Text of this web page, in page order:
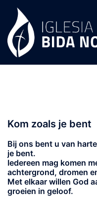
content
Kom zoals je bent
Bij ons bent u van
je bent.
Iedereen mag komen
achtergrond, dromen
Met elkaar willen God
groeien in geloof.